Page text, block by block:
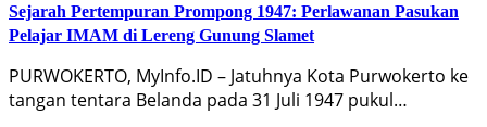
Sejarah Pertempuran Prompong 1947: Perlawanan Pasukan
Pelajar IMAM di Lereng Gunung Slamet
PURWOKERTO, MyInfo.ID – Jatuhnya Kota Purwokerto ke
tangan tentara Belanda pada 31 Juli 1947 pukul…